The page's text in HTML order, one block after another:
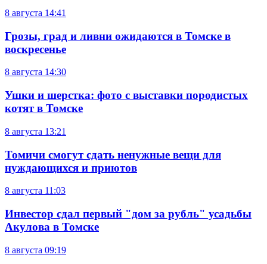
8 августа 14:41
Грозы, град и ливни ожидаются в Томске в
воскресенье
8 августа 14:30
Ушки и шерстка: фото с выставки породистых
котят в Томске
8 августа 13:21
Томичи смогут сдать ненужные вещи для
нуждающихся и приютов
8 августа 11:03
Инвестор сдал первый "дом за рубль" усадьбы
Акулова в Томске
8 августа 09:19